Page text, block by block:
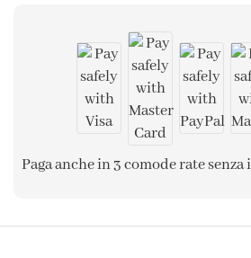
Paga anche in 3 comode rate